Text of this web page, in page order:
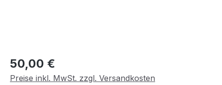
Regulärer Preis:
50,00 €
Preise inkl. MwSt. zzgl. Versandkosten